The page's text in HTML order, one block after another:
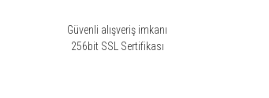
Güvenli alışveriş imkanı
256bit SSL Sertifikası